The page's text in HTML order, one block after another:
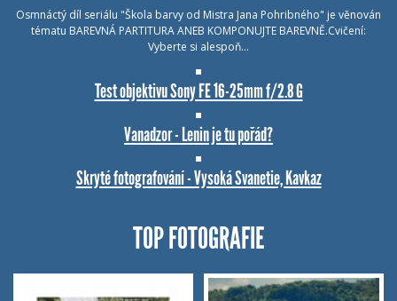
Osmnáctý díl seriálu "Škola barvy od Mistra Jana Pohribného" je věnován
tématu BAREVNÁ PARTITURA ANEB KOMPONUJTE BAREVNĚ.Cvičení:
Vyberte si alespoň…
Test objektivu Sony FE 16-25mm f/2.8 G
Vanadzor - Lenin je tu pořád?
Skryté fotografování - Vysoká Svanetie, Kavkaz
TOP FOTOGRAFIE